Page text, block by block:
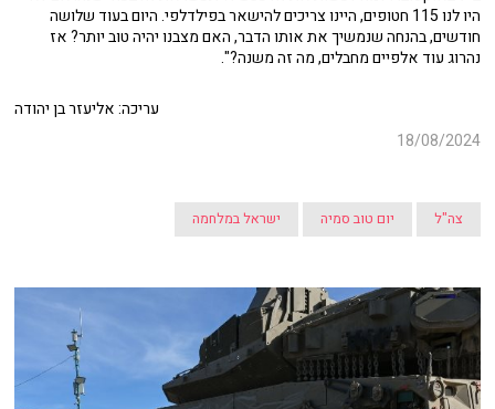
היו לנו 115 חטופים, היינו צריכים להישאר בפילדלפי. היום בעוד שלושה
חודשים, בהנחה שנמשיך את אותו הדבר, האם מצבנו יהיה טוב יותר? אז
נהרוג עוד אלפיים מחבלים, מה זה משנה?".
עריכה: אליעזר בן יהודה
18/08/2024
צה"ל יום טוב סמיה ישראל במלחמה